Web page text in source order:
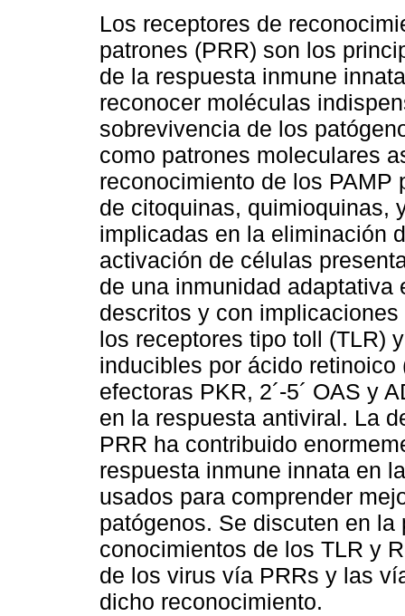
Los receptores de
patrones (PRR) son los
de la respuesta inmune
reconocer moléculas
sobrevivencia de los
como patrones moleculares
reconocimiento de los
de citoquinas, quimioquinas,
implicadas en la eliminación
activación de células
de una inmunidad
descritos y con
los receptores tipo toll (TLR)
inducibles por ácido
efectoras PKR, 2´-5´ OAS y
en la respuesta antiviral. La
PRR ha contribuido
respuesta inmune innata en
usados para comprender
patógenos. Se discuten en
conocimientos de los TLR y
de los virus vía PRRs y las
dicho reconocimiento.